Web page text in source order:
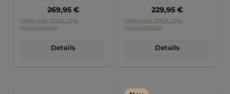
Regulärer Preis:
269,95 €
Preise inkl. MwSt. zzgl.
Versandkosten
Details
Regulärer Preis:
229,95 €
Preise inkl. MwSt. zzgl.
Versandkosten
Details